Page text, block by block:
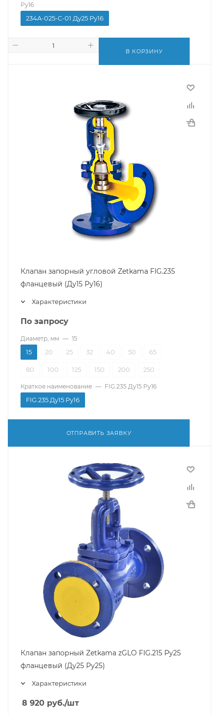
Ру16
234A-025-C-01 Ду25 Ру16
В КОРЗИНУ
Клапан запорный угловой Zetkama FIG.235
фланцевый (Ду15 Pу16)
Характеристики
По запросу
Диаметр, мм — 15
15 20 25 32 40 50 65
80 100 125 150 200 250
Краткое наименование — FIG.235 Ду15 Pу16
FIG.235 Ду15 Pу16
ОТПРАВИТЬ ЗАЯВКУ
Клапан запорный Zetkama zGLO FIG.215 Ру25
фланцевый (Ду25 Pу25)
Характеристики
8 920 руб./шт